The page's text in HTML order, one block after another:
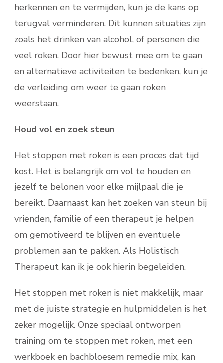
herkennen en te vermijden, kun je de kans op
terugval verminderen. Dit kunnen situaties zijn
zoals het drinken van alcohol, of personen die
veel roken. Door hier bewust mee om te gaan
en alternatieve activiteiten te bedenken, kun je
de verleiding om weer te gaan roken
weerstaan.
Houd vol en zoek steun
Het stoppen met roken is een proces dat tijd
kost. Het is belangrijk om vol te houden en
jezelf te belonen voor elke mijlpaal die je
bereikt. Daarnaast kan het zoeken van steun bij
vrienden, familie of een therapeut je helpen
om gemotiveerd te blijven en eventuele
problemen aan te pakken. Als Holistisch
Therapeut kan ik je ook hierin begeleiden.
Het stoppen met roken is niet makkelijk, maar
met de juiste strategie en hulpmiddelen is het
zeker mogelijk. Onze speciaal ontworpen
training om te stoppen met roken, met een
werkboek en bachbloesem remedie mix, kan